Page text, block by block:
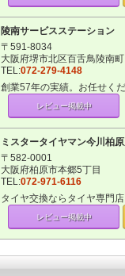
陵南サービスステーション
〒591-8034
大阪府堺市北区百舌鳥陵南町
TEL:072-279-4148
創業57年の実績。お任せく
レビュー掲載中
ミスタータイヤマン今川柏
〒582-0001
大阪府柏原市本郷5丁目
TEL:072-971-6116
タイヤ交換ならタイヤ専門店
レビュー掲載中